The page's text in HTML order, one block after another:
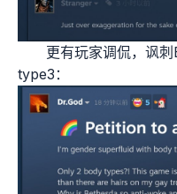
更有玩家调侃，讽
type3：